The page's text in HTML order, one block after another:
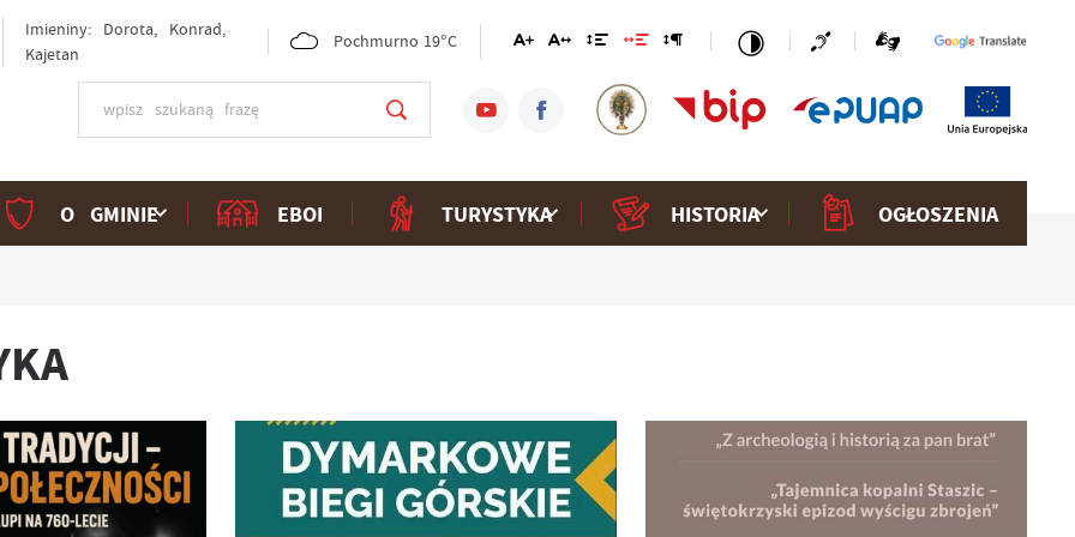
Imieniny: Dorota, Konrad,
Kajetan
Pochmurno 19°C
O GMINIE EBOI TURYSTYKA HISTORIA OGŁOSZENIA